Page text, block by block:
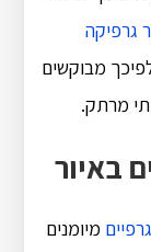
גרפיקה
מבוקשים
מרתק.
באיור
מיומנים